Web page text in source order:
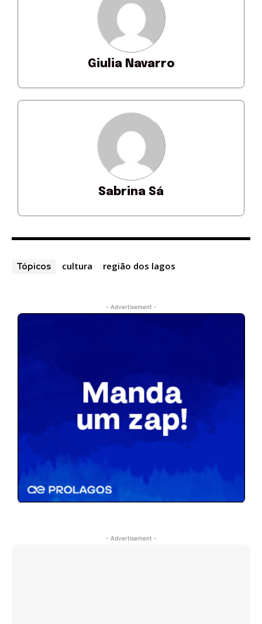
Giulia Navarro
Sabrina Sá
Tópicos cultura região dos lagos
- Advertisement -
- Advertisement -